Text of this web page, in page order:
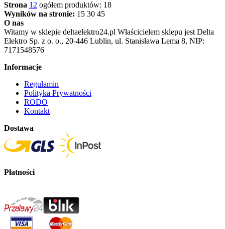
Strona 12 ogółem produktów: 18
Wyników na stronie: 15 30 45
O nas
Witamy w sklepie deltaelektro24.pl Właścicielem sklepu jest Delta
Elektro Sp. z o. o., 20-446 Lublin, ul. Stanisława Lema 8, NIP:
7171548576
Informacje
Regulamin
Polityka Prywatności
RODO
Kontakt
Dostawa
Płatności